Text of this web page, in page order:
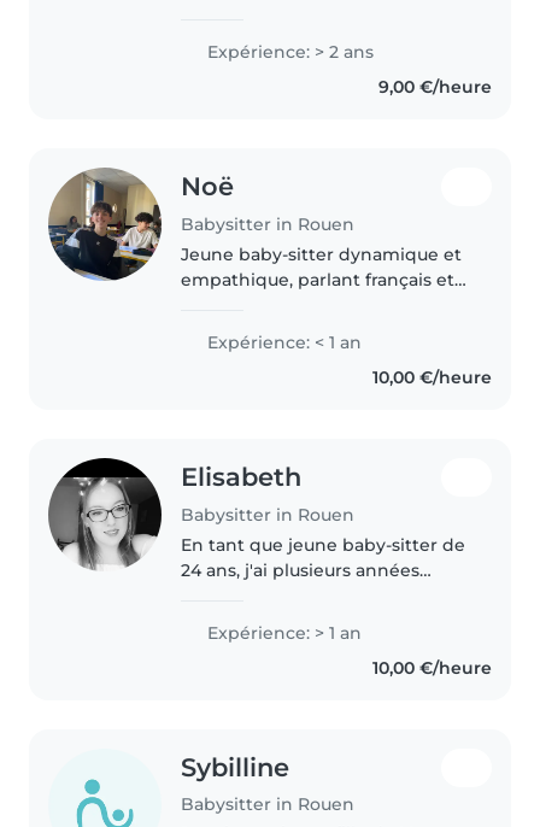
Expérience: > 2 ans
9,00 €/heure
Noë
Babysitter in Rouen
Jeune baby-sitter dynamique et
empathique, parlant français et
enfants avec enthousiasme,
bénévole hebdomadaire.
Expérience avec les ados, les
Expérience: < 1 an
10,00 €/heure
Elisabeth
Babysitter in Rouen
En tant que jeune baby-sitter de
24 ans, j'ai plusieurs années
bébés aux enfants d'âge
préscolaire. Je suis responsable,
Expérience: > 1 an
10,00 €/heure
Sybilline
Babysitter in Rouen